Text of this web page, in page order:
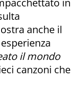
anche il
il mondo
canzoni che